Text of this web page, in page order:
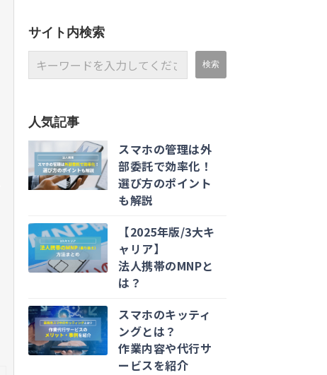
サイト内検索
人気記事
スマホの管理は外
部委託で効率化！
選び方のポイント
も解説
【2025年版/3大キ
ャリア】
法人携帯のMNPと
は？
スマホのキッティ
ングとは？
作業内容や代行サ
ービスを紹介